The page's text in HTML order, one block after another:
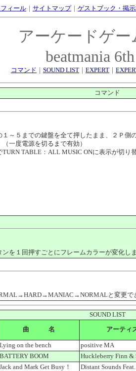
ィール ｜ サイトマップ｜ ゲストブック・掲
アーケードゲー
beatmania
コマンド ｜ SOUND LIST ｜ EXPERT ｜
コマンド
１～５までの鍵盤を全て押したまま、２Ｐ
一度電源を切るまで有効）
TABLE：ALL MUSIC ONに表示が切り替
を１回押すごとにフレームカラーが変化しま
と変更で
SOUND LIST
曲 名 アーティ
Lying on the bench positive MA
BATTERY BOOM Huckleberry Finn &
Jack and Mark Get Busy！ Distant Sounds